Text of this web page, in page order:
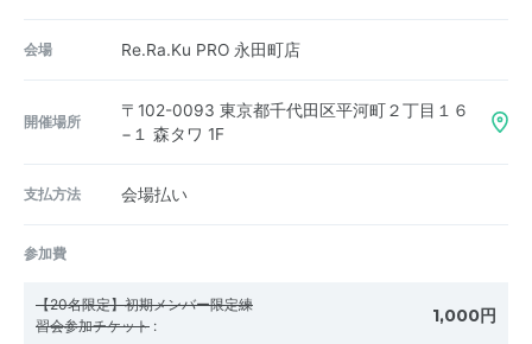
会場 Re.Ra.Ku PRO 永田町店
開催場所
〒102-0093 東京都千代田区平河町２丁目１６
−１ 森タワ 1F
支払方法 会場払い
参加費
【20名限定】初期メンバー限定練
習会参加チケット : 1,000円